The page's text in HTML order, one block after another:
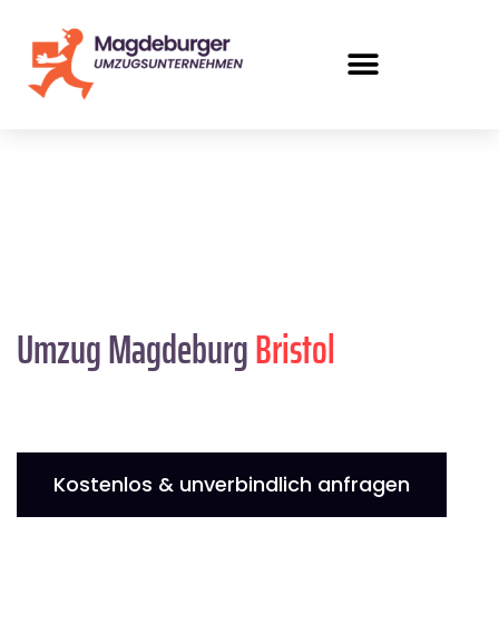
Umzug MagdeburgBristol
Kostenlos & unverbindlich anfragen